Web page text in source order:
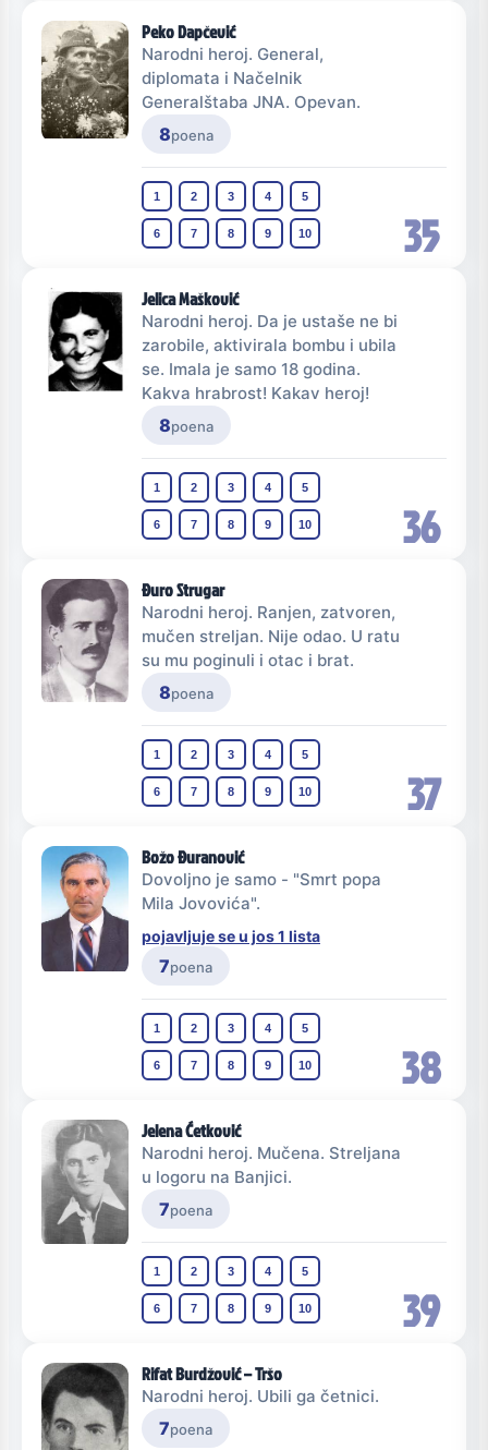
35
Peko Dapčević
Narodni heroj. General,
diplomata i Načelnik
Generalštaba JNA. Opevan.
8poena
1 2 3 4 5
6 7 8 9 10
36
Jelica Mašković
Narodni heroj. Da je ustaše ne bi
zarobile, aktivirala bombu i ubila
se. Imala je samo 18 godina.
Kakva hrabrost! Kakav heroj!
8poena
1 2 3 4 5
6 7 8 9 10
37
Đuro Strugar
Narodni heroj. Ranjen, zatvoren,
mučen streljan. Nije odao. U ratu
su mu poginuli i otac i brat.
8poena
1 2 3 4 5
6 7 8 9 10
38
Božo Đuranović
Dovoljno je samo - "Smrt popa
Mila Jovovića".
pojavljuje se u jos 1 lista
7poena
1 2 3 4 5
6 7 8 9 10
39
Jelena Ćetković
Narodni heroj. Mučena. Streljana
u logoru na Banjici.
7poena
1 2 3 4 5
6 7 8 9 10
Rifat Burdžović – Tršo
Narodni heroj. Ubili ga četnici.
7poena